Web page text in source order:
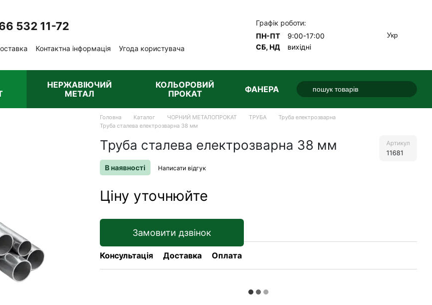
532 11-72
Контактна інформація
Угода користувача
Графік роботи:
ПН-ПТ
9:00-17:00
СБ, НД
вихідні
Укр
НЕРЖАВІЮЧИЙ
МЕТАЛ
КОЛЬОРОВИЙ
ПРОКАТ
ФАНЕРА
Головна Каталог ЧОРНИЙ МЕТАЛОПРОКАТ ТРУБА
Труба електрозварна
Труба сталева електрозварна 38 мм
Труба сталева електрозварна 38 мм Артикул
11681
В наявності Написати відгук
Ціну уточнюйте
Замовити дзвінок
Консультація Доставка Оплата